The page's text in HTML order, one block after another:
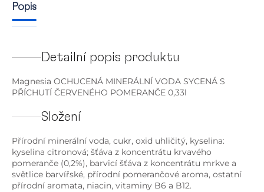
Popis
Detailní popis produktu
Magnesia OCHUCENÁ MINERÁLNÍ VODA SYCENÁ S
PŘÍCHUTÍ ČERVENÉHO POMERANČE 0,33l
Složení
Přírodní minerální voda, cukr, oxid uhličitý, kyselina:
kyselina citronová; šťáva z koncentrátu krvavého
pomeranče (0,2%), barvicí šťáva z koncentrátu mrkve a
světlice barvířské, přírodní pomerančové aroma, ostatní
přírodní aromata, niacin, vitaminy B6 a B12.